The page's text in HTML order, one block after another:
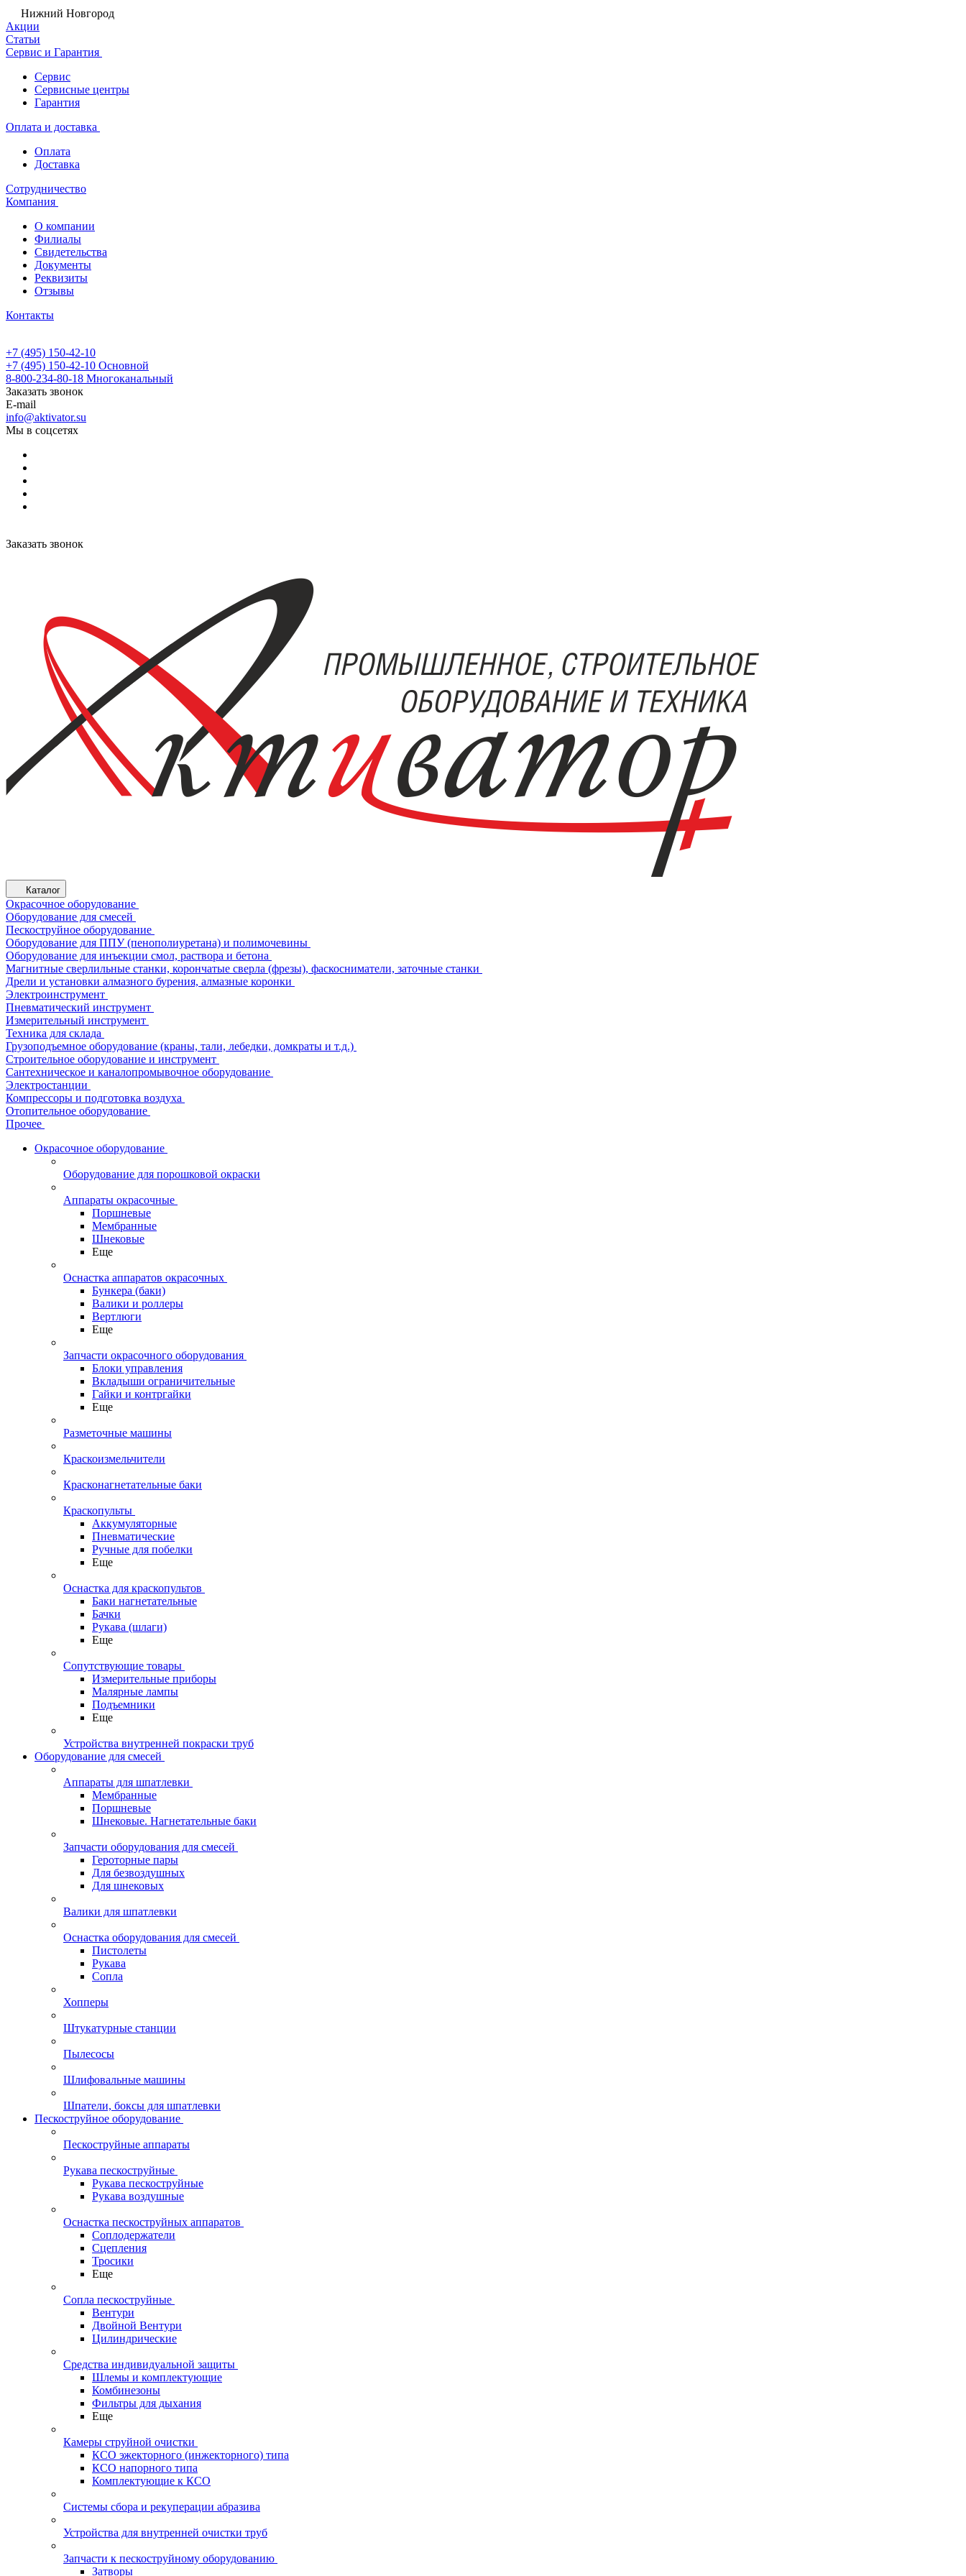
Нижний Новгород
Акции
Статьи
Сервис и Гарантия
Сервис
Сервисные центры
Гарантия
Оплата и доставка
Оплата
Доставка
Сотрудничество
Компания
О компании
Филиалы
Свидетельства
Документы
Реквизиты
Отзывы
Контакты
+7 (495) 150-42-10
+7 (495) 150-42-10 Основной
8-800-234-80-18 Многоканальный
Заказать звонок
E-mail
info@aktivator.su
Мы в соцсетях
Заказать звонок
Каталог
Окрасочное оборудование
Оборудование для смесей
Пескоструйное оборудование
Оборудование для ППУ (пенополиуретана) и полимочевины
Оборудование для инъекции смол, раствора и бетона
Магнитные сверлильные станки, корончатые сверла (фрезы), фаскосниматели, заточные станки
Дрели и установки алмазного бурения, алмазные коронки
Электроинструмент
Пневматический инструмент
Измерительный инструмент
Техника для склада
Грузоподъемное оборудование (краны, тали, лебедки, домкраты и т.д.)
Строительное оборудование и инструмент
Сантехническое и каналопромывочное оборудование
Электростанции
Компрессоры и подготовка воздуха
Отопительное оборудование
Прочее
Окрасочное оборудование
Оборудование для порошковой окраски
Аппараты окрасочные
Поршневые
Мембранные
Шнековые
Еще
Оснастка аппаратов окрасочных
Бункера (баки)
Валики и роллеры
Вертлюги
Еще
Запчасти окрасочного оборудования
Блоки управления
Вкладыши ограничительные
Гайки и контргайки
Еще
Разметочные машины
Краскоизмельчители
Красконагнетательные баки
Краскопульты
Аккумуляторные
Пневматические
Ручные для побелки
Еще
Оснастка для краскопультов
Баки нагнетательные
Бачки
Рукава (шлаги)
Еще
Сопутствующие товары
Измерительные приборы
Малярные лампы
Подъемники
Еще
Устройства внутренней покраски труб
Оборудование для смесей
Аппараты для шпатлевки
Мембранные
Поршневые
Шнековые. Нагнетательные баки
Запчасти оборудования для смесей
Героторные пары
Для безвоздушных
Для шнековых
Валики для шпатлевки
Оснастка оборудования для смесей
Пистолеты
Рукава
Сопла
Хопперы
Штукатурные станции
Пылесосы
Шлифовальные машины
Шпатели, боксы для шпатлевки
Пескоструйное оборудование
Пескоструйные аппараты
Рукава пескоструйные
Рукава пескоструйные
Рукава воздушные
Оснастка пескоструйных аппаратов
Соплодержатели
Сцепления
Тросики
Еще
Сопла пескоструйные
Вентури
Двойной Вентури
Цилиндрические
Средства индивидуальной защиты
Шлемы и комплектующие
Комбинезоны
Фильтры для дыхания
Еще
Камеры струйной очистки
КСО эжекторного (инжекторного) типа
КСО напорного типа
Комплектующие к КСО
Системы сбора и рекуперации абразива
Устройства для внутренней очистки труб
Запчасти к пескоструйному оборудованию
Затворы